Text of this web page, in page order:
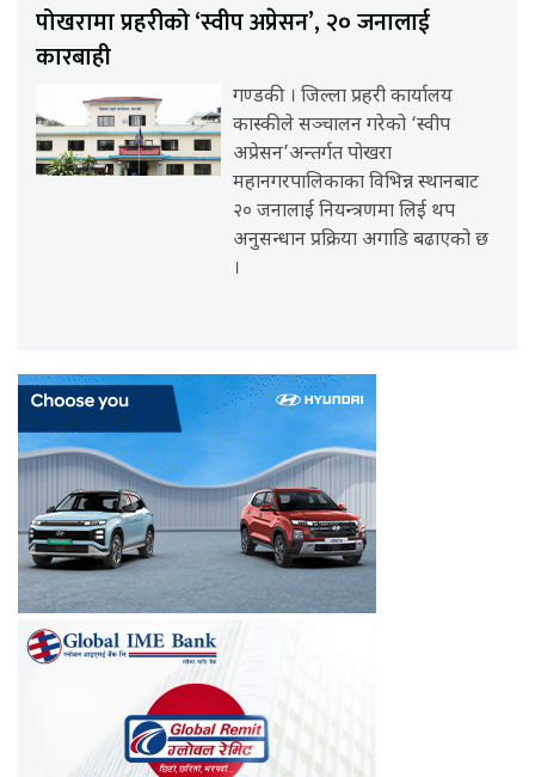
पोखरामा प्रहरीको ‘स्वीप अप्रेसन’, २० जनालाई
कारबाही
गण्डकी । जिल्ला प्रहरी कार्यालय
कास्कीले सञ्चालन गरेको ‘स्वीप
अप्रेसन’अन्तर्गत पोखरा
महानगरपालिकाका विभिन्न स्थानबाट
२० जनालाई नियन्त्रणमा लिई थप
अनुसन्धान प्रक्रिया अगाडि बढाएको छ
।